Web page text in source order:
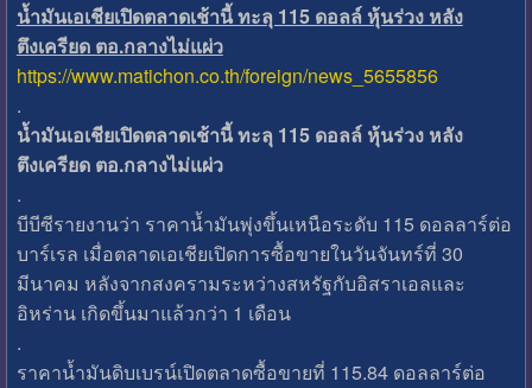
น้ำมันเอเชียเปิดตลาดเช้านี้ ทะลุ 115 ดอลล์ หุ้นร่วง หลัง
ตึงเครียด ตอ.กลางไม่แผ่ว
https://www.matichon.co.th/foreign/news_5655856
.
น้ำมันเอเชียเปิดตลาดเช้านี้ ทะลุ 115 ดอลล์ หุ้นร่วง หลัง
ตึงเครียด ตอ.กลางไม่แผ่ว
.
บีบีซีรายงานว่า ราคาน้ำมันพุ่งขึ้นเหนือระดับ 115 ดอลลาร์ต่อ
บาร์เรล เมื่อตลาดเอเชียเปิดการซื้อขายในวันจันทร์ที่ 30
มีนาคม หลังจากสงครามระหว่างสหรัฐกับอิสราเอลและ
อิหร่าน เกิดขึ้นมาแล้วกว่า 1 เดือน
.
ราคาน้ำมันดิบเบรน์เปิดตลาดซื้อขายที่ 115.84 ดอลลาร์ต่อ